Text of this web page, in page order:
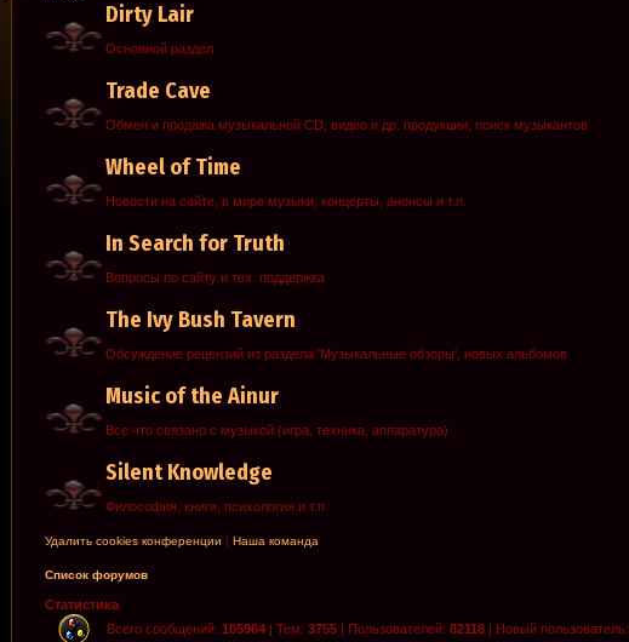
Dirty Lair
Основной раздел
Trade Cave
Обмен и продажа музыкальной CD, видео и др. продукции, поиск музыкантов
Wheel of Time
Новости на сайте, в мире музыки, концерты, анонсы и т.п.
In Search for Truth
Вопросы по сайту и тех. поддержка
The Ivy Bush Tavern
Обсуждение рецензий из раздела 'Музыкальные обзоры', новых альбомов
Music of the Ainur
Все что связано с музыкой (игра, техника, аппаратура)
Silent Knowledge
Философия, книги, психология и т.п.
Удалить cookies конференции | Наша команда
Список форумов
Статистика
Всего сообщений: 105964 | Тем: 3755 | Пользователей: 82118 | Новый пользователь: